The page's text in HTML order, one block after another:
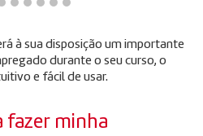
à sua disposição um importante
durante o seu curso, o
e fácil de usar.
fazer minha